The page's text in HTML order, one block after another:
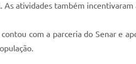
As atividades também
com a parceria do Senar e